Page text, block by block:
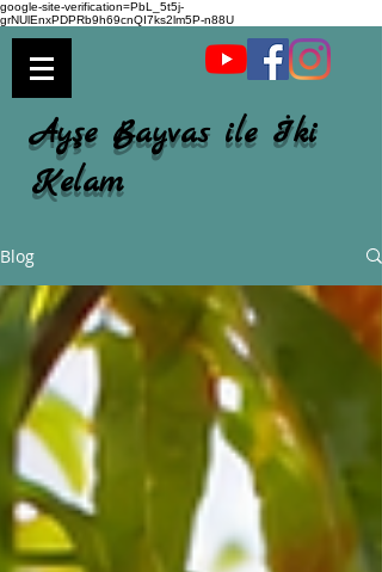
google-site-verification=PbL_5t5j-
grNUlEnxPDPRb9h69cnQI7ks2lm5P-n88U
Ayşe Bayvas ile İki
Kelam
Blog